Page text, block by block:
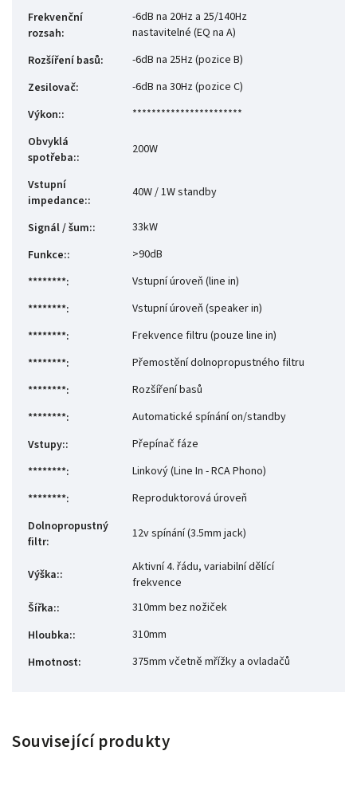
Frekvenční
rozsah:
-6dB na 20Hz a 25/140Hz
nastavitelné (EQ na A)
Rozšíření basů:
-6dB na 25Hz (pozice B)
Zesilovač:
-6dB na 30Hz (pozice C)
Výkon::
***********************
Obvyklá
spotřeba::
200W
Vstupní
impedance::
40W / 1W standby
Signál / šum::
33kW
Funkce::
>90dB
********:
Vstupní úroveň (line in)
********ㅤ:
Vstupní úroveň (speaker in)
********ㅤㅤ:
Frekvence filtru (pouze line in)
********ㅤㅤㅤ:
Přemostění dolnopropustného filtru
********ㅤㅤㅤㅤ:
Rozšíření basů
********ㅤㅤㅤㅤㅤ:
Automatické spínání on/standby
Vstupy::
Přepínač fáze
********ㅤㅤㅤㅤㅤㅤ:
Linkový (Line In - RCA Phono)
********ㅤㅤㅤㅤㅤㅤㅤ:
Reproduktorová úroveň
Dolnopropustný
filtr:
12v spínání (3.5mm jack)
Výška::
Aktivní 4. řádu, variabilní dělící
frekvence
Šířka::
310mm bez nožiček
Hloubka::
310mm
Hmotnost: 375mm včetně mřížky a ovladačů
Související produkty